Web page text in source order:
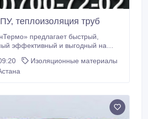
теплоизоляция труб
предлагает быстрый,
труб различного диаметра. Вся
на собственных
Изоляционные материалы